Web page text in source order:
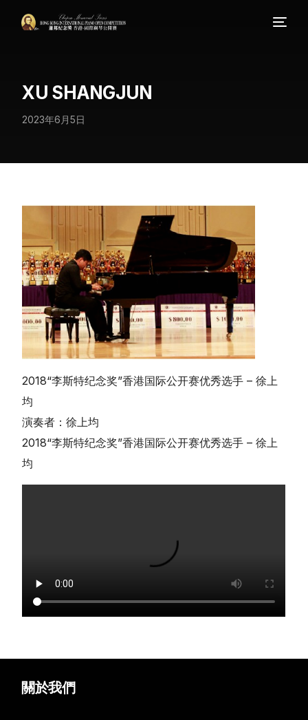
XU SHANGJUN
2023年6月5日
2018“李斯特纪念奖”香港国际公开赛优秀选手 – 徐上
均
演奏者：徐上均
2018“李斯特纪念奖”香港国际公开赛优秀选手 – 徐上
均
關於我們